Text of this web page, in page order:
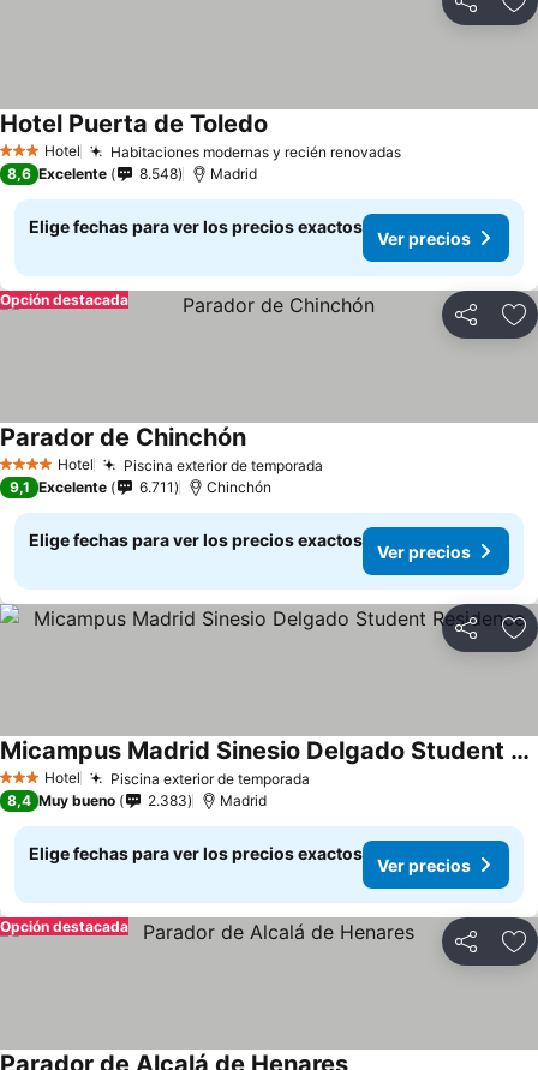
Compartir
3 Estrellas
Hotel Habitaciones modernas y recién renovadas
Hotel Puerta de Toledo
8,6 Excelente 8.548 Madrid
Elige fechas para ver los precios exactos
Ver precios
Compartir
Opción destacada
4 EstrellasHotel Piscina exterior de temporada
Parador de Chinchón
9,1 Excelente 6.711 Chinchón
Elige fechas para ver los precios exactos
Ver precios
Compartir
3 Estrellas
Hotel Piscina exterior de temporada
Micampus Madrid Sinesio Delgado Student Residence
8,4 Muy bueno 2.383 Madrid
Elige fechas para ver los precios exactos
Ver precios
Compartir
Opción destacada
Parador de Alcalá de Henares